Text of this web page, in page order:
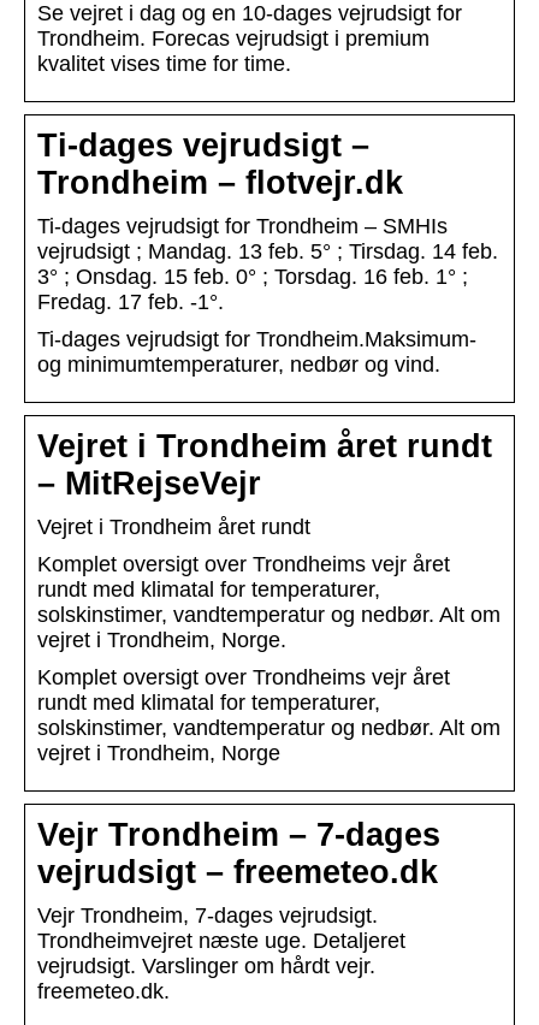
Se vejret i dag og en 10-dages vejrudsigt for
Trondheim. Forecas vejrudsigt i premium
kvalitet vises time for time.
Ti-dages vejrudsigt –
Trondheim – flotvejr.dk
Ti-dages vejrudsigt for Trondheim – SMHIs
vejrudsigt ; Mandag. 13 feb. 5° ; Tirsdag. 14 feb.
3° ; Onsdag. 15 feb. 0° ; Torsdag. 16 feb. 1° ;
Fredag. 17 feb. -1°.
Ti-dages vejrudsigt for Trondheim.Maksimum-
og minimumtemperaturer, nedbør og vind.
Vejret i Trondheim året rundt
– MitRejseVejr
Vejret i Trondheim året rundt
Komplet oversigt over Trondheims vejr året
rundt med klimatal for temperaturer,
solskinstimer, vandtemperatur og nedbør. Alt om
vejret i Trondheim, Norge.
Komplet oversigt over Trondheims vejr året
rundt med klimatal for temperaturer,
solskinstimer, vandtemperatur og nedbør. Alt om
vejret i Trondheim, Norge
Vejr Trondheim – 7-dages
vejrudsigt – freemeteo.dk
Vejr Trondheim, 7-dages vejrudsigt.
Trondheimvejret næste uge. Detaljeret
vejrudsigt. Varslinger om hårdt vejr.
freemeteo.dk.